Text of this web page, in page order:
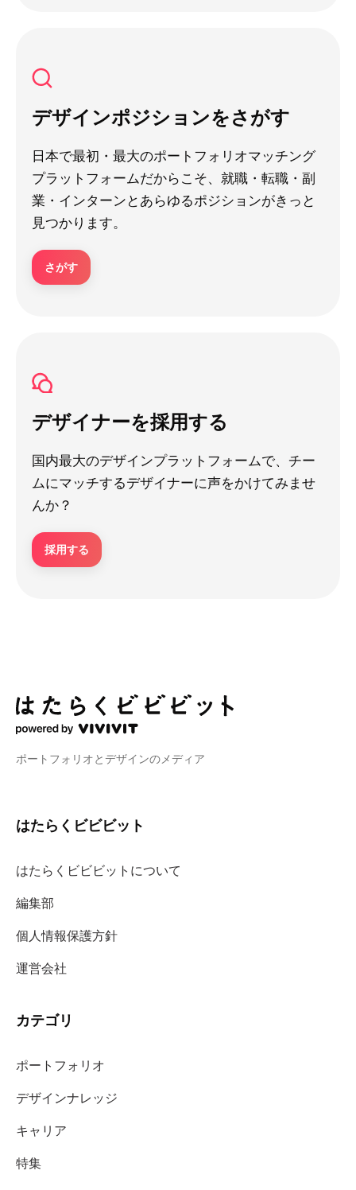
デザインポジションをさがす
日本で最初・最大のポートフォリオマッチング
プラットフォームだからこそ、就職・転職・副
業・インターンとあらゆるポジションがきっと
見つかります。
さがす
デザイナーを採用する
国内最大のデザインプラットフォームで、チー
ムにマッチするデザイナーに声をかけてみませ
んか？
採用する
ポートフォリオとデザインのメディア
はたらくビビビット
はたらくビビビットについて
編集部
個人情報保護方針
運営会社
カテゴリ
ポートフォリオ
デザインナレッジ
キャリア
特集